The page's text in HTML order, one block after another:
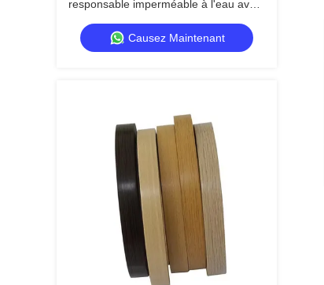
responsable imperméable à l'eau avec
plusieurs styles et une épaisseur de
0,4 mm à 3 mm pour les meubles
Causez Maintenant